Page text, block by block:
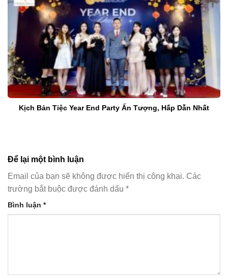
Kịch Bản Tiệc Year End Party Ấn Tượng, Hấp Dẫn Nhất
Để lại một bình luận
Email của bạn sẽ không được hiển thị công khai. Các
trường bắt buộc được đánh dấu *
Bình luận *